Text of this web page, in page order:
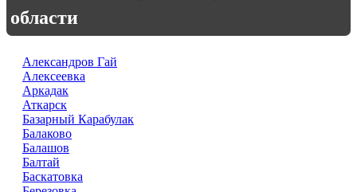
области
Александров Гай
Алексеевка
Аркадак
Аткарск
Базарный Карабулак
Балаково
Балашов
Балтай
Баскатовка